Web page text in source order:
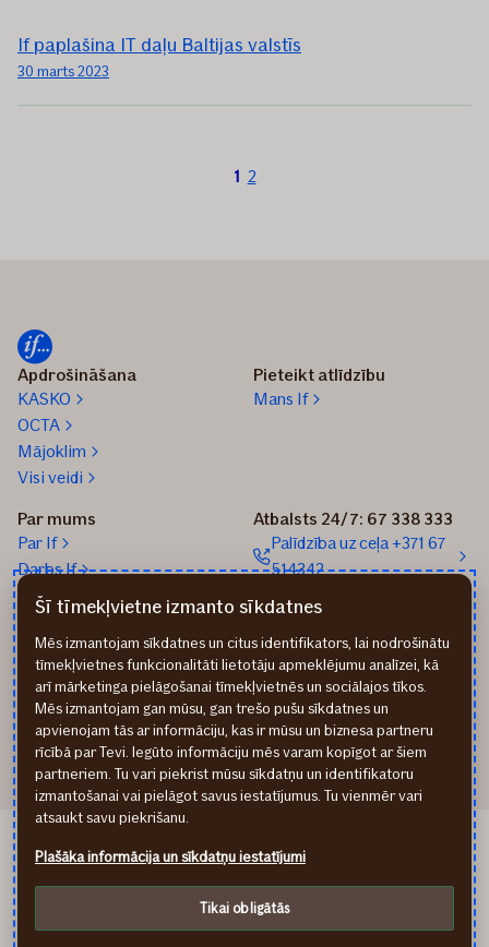
If paplašina IT daļu Baltijas valstīs
30 marts 2023
Šobrīd
1 2
Apdrošināšana
KASKO
OCTA
Mājoklim
Visi veidi
Pieteikt atlīdzību
Mans If
Par mums
Par If
Darbs If
Medijiem
Ilgtspēja
Atbalsts 24/7: 67 338 333
Palīdzība uz ceļa +371 67
514342
Sūtīt e-pastu: info@if.lv
If Apdrošināšanas
izplatītāji
Pirmslīguma informācija
Rekvizīti
If Kindlustus EE
Privātuma noteikumi
Cookies
Šī tīmekļvietne izmanto sīkdatnes
Mēs izmantojam sīkdatnes un citus identifikators, lai nodrošinātu
tīmekļvietnes funkcionalitāti lietotāju apmeklējumu analīzei, kā
arī mārketinga pielāgošanai tīmekļvietnēs un sociālajos tīkos.
Mēs izmantojam gan mūsu, gan trešo pušu sīkdatnes un
apvienojam tās ar informāciju, kas ir mūsu un biznesa partneru
rīcībā par Tevi. Iegūto informāciju mēs varam kopīgot ar šiem
partneriem. Tu vari piekrist mūsu sīkdatņu un identifikatoru
izmantošanai vai pielāgot savus iestatījumus. Tu vienmēr vari
atsaukt savu piekrišanu.
Plašāka informācija un sīkdatņu iestatījumi
Tikai obligātās